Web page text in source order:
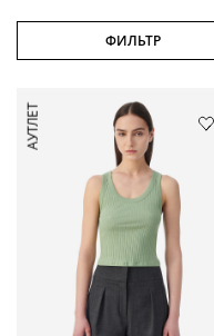
ФИЛЬТР
АУТЛЕТ